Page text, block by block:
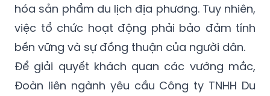
hóa sản phẩm du lịch địa phương. Tuy nhiên,
việc tổ chức hoạt động phải bảo đảm tính
bền vững và sự đồng thuận của người dân.
Để giải quyết khách quan các vướng mắc,
Đoàn liên ngành yêu cầu Công ty TNHH Du